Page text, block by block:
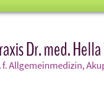
Dr. med.
f. Allgemeinmedizin,